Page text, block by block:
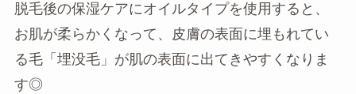
脱毛後の保湿ケアにオイルタイプを使用すると、
お肌が柔らかくなって、皮膚の表面に埋もれてい
る毛「埋没毛」が肌の表面に出てきやすくなりま
す◎